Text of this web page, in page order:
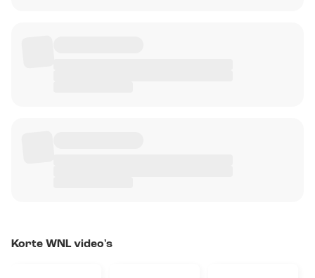
Korte WNL video's